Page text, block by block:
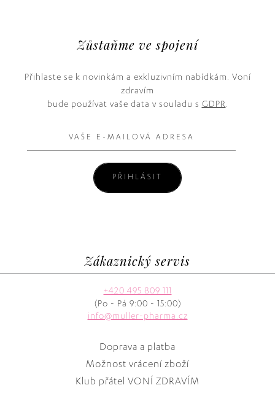
Zůstaňme ve spojení
Přihlaste se k novinkám a exkluzivním nabídkám. Voní
zdravím
bude používat vaše data v souladu s GDPR.
PŘIHLÁSIT
Zákaznický servis
+420 495 809 111
(Po - Pá 9:00 - 15:00)
info@muller-pharma.cz
Doprava a platba
Možnost vrácení zboží
Klub přátel VONÍ ZDRAVÍM